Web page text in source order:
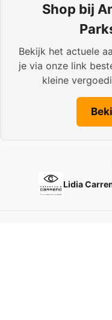
Shop bij
Bekijk het actuele
je via onze link
kleine
Lidia